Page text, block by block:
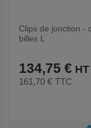
Clips de jonction -
billes L
134,75 €
161,70 € TTC